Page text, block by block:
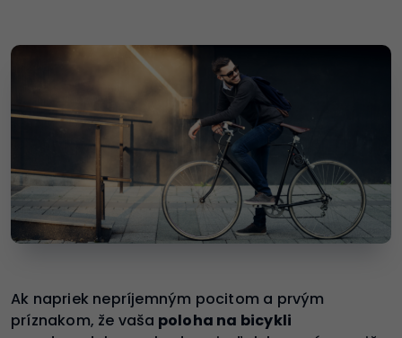
Ak napriek nepríjemným pocitom a prvým
príznakom, že vaša poloha na bicykli